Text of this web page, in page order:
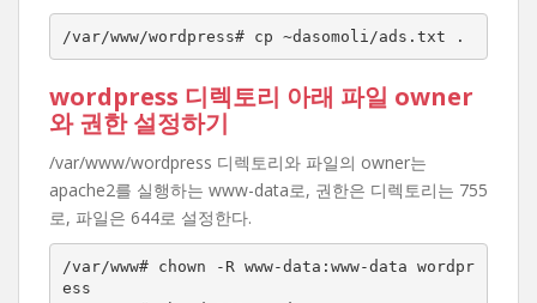
/var/www/wordpress# cp ~dasomoli/ads.txt .
wordpress 디렉토리 아래 파일 owner
와 권한 설정하기
/var/www/wordpress 디렉토리와 파일의 owner는
apache2를 실행하는 www-data로, 권한은 디렉토리는 755
로, 파일은 644로 설정한다.
/var/www# chown -R www-data:www-data wordpr
ess